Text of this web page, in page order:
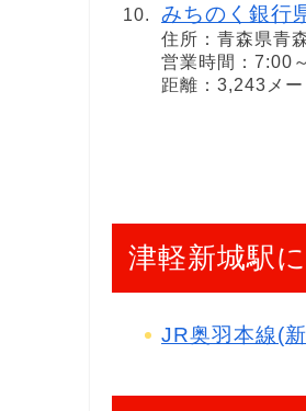
みちのく銀行
住所：青森県青
営業時間：7:00
距離：3,243メ
津軽新城駅
JR奥羽本線(